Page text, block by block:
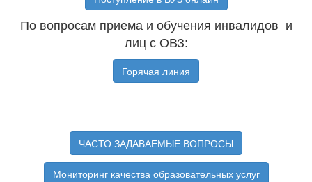
По вопросам приема и обучения инвалидов и
лиц с ОВЗ:
Горячая линия
ЧАСТО ЗАДАВАЕМЫЕ ВОПРОСЫ
Мониторинг качества образовательных услуг